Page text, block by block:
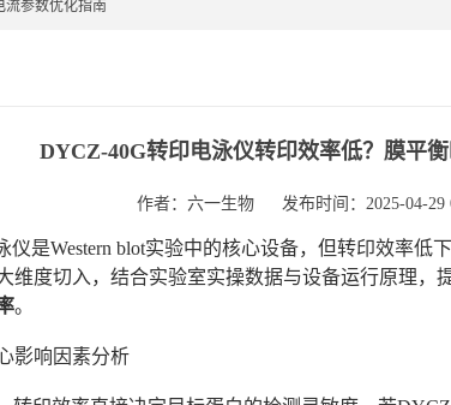
流参数优化指南
DYCZ-40G转印电泳仪转印效率低？膜平
作者：六一生物 发布时间：2025-04-29
是Western blot实验中的核心设备，但转印效率低
维度切入，结合实验室实操数据与设备运行原理，
。
影响因素分析